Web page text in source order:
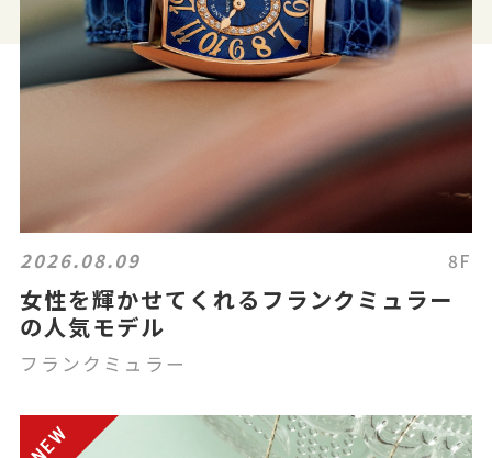
2026.08.09 8F
女性を輝かせてくれるフランクミュラー
の人気モデル
フランクミュラー